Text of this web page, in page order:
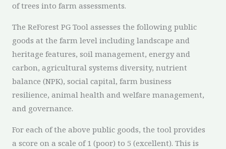
of trees into farm assessments.
The ReForest PG Tool assesses the following public
goods at the farm level including landscape and
heritage features, soil management, energy and
carbon, agricultural systems diversity, nutrient
balance (NPK), social capital, farm business
resilience, animal health and welfare management,
and governance.
For each of the above public goods, the tool provides
a score on a scale of 1 (poor) to 5 (excellent). This is